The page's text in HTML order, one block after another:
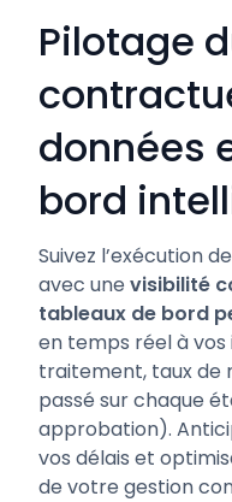
Pilotage
données
bord
Suivez l’exécution
avec une visibilité
tableaux de bord
en temps réel à vos
traitement, taux de
passé sur chaque
approbation).
vos délais et
de votre gestion